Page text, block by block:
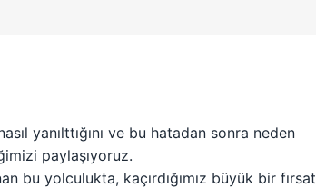
yanılttığını ve bu hatadan sonra neden
paylaşıyoruz.
bu yolculukta, kaçırdığımız büyük bir fırsat